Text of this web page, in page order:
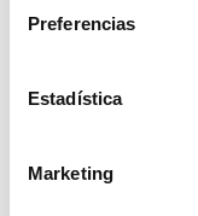
Preferencias
Estadística
Marketing